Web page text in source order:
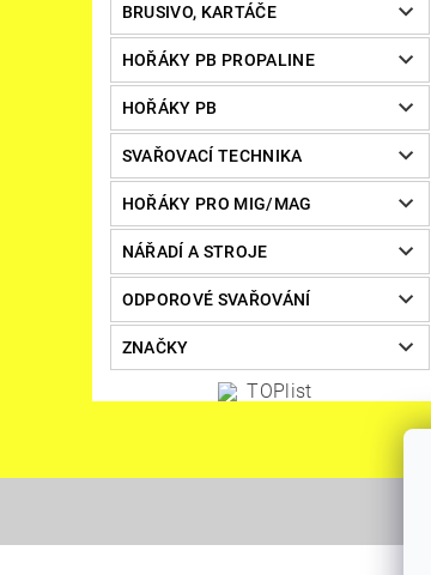
BRUSIVO, KARTÁČE
HOŘÁKY PB PROPALINE
HOŘÁKY PB
SVAŘOVACÍ TECHNIKA
HOŘÁKY PRO MIG/MAG
NÁŘADÍ A STROJE
ODPOROVÉ SVAŘOVÁNÍ
ZNAČKY